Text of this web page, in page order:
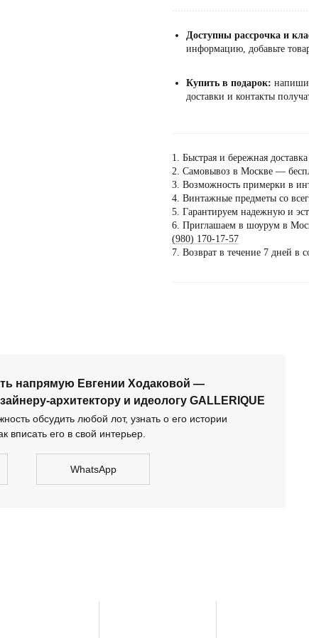
Доступны рассрочка и
информацию, добавьте
Купить в подарок:
доставки и контакты
1. Быстрая и бережная
2. Самовывоз в Москве —
3. Возможность примерки в
4. Винтажные предметы со
5. Гарантируем надежную и
6. Приглашаем в шоурум в
(980) 170-17-57
7. Возврат в течение 7 дней в
WhatsApp
обсудить любой лот, узнать о его истории
вписать его в свой интерьер.
напрямую Евгении Ходаковой —
архитектору и идеологу GALLERIQUE